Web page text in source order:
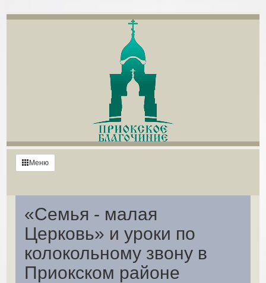
Меню
«Семья - малая
Церковь» и уроки по
колокольному звону в
Приокском районе